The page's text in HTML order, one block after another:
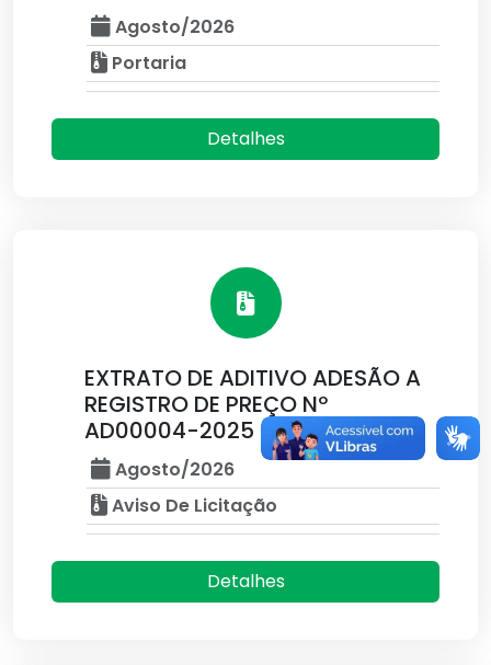
Agosto/2026
Portaria
Detalhes
EXTRATO DE ADITIVO ADESÃO A
REGISTRO DE PREÇO Nº
AD00004-2025
Agosto/2026
Aviso De Licitação
Detalhes